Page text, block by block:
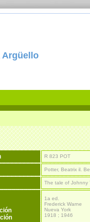
Argüello
R 823 POT
Potter, Beatrix il.
The tale of Johnny
1a ed.
Frederick Warne
Nueva York
1918 ; 1946